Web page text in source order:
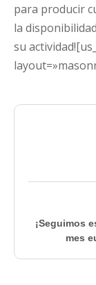
para producir
la
su
¡Seguimos
mes